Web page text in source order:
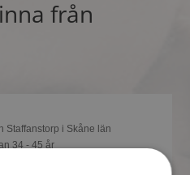
från
Staffanstorp i Skåne län
34 - 45 år